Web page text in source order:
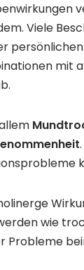
Viele
mit
wie
Probleme